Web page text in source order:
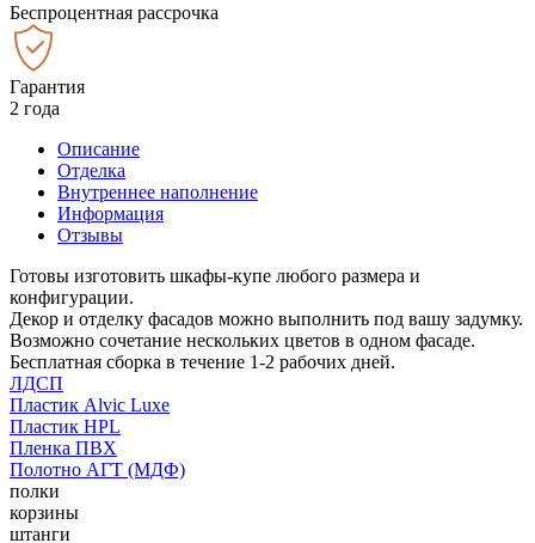
Беспроцентная рассрочка
Гарантия
2 года
Описание
Отделка
Внутреннее наполнение
Информация
Отзывы
Готовы изготовить шкафы-купе любого размера и
конфигурации.
Декор и отделку фасадов можно выполнить под вашу задумку.
Возможно сочетание нескольких цветов в одном фасаде.
Бесплатная сборка в течение 1-2 рабочих дней.
ЛДСП
Пластик Alvic Luxe
Пластик HPL
Пленка ПВХ
Полотно АГТ (МДФ)
полки
корзины
штанги